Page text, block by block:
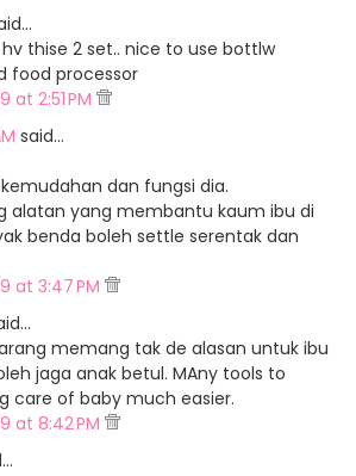
thise 2 set.. nice to use bottlw
food processor
at 2:51 PM
said…
dan fungsi dia.
alatan yang membantu kaum ibu di
benda boleh settle serentak dan
at 3:47 PM
memang tak de alasan untuk ibu
jaga anak betul. MAny tools to
care of baby much easier.
at 8:42 PM